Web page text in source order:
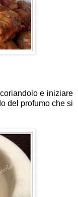
e iniziare
del profumo che si